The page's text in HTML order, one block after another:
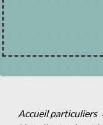
Accueil particuliers